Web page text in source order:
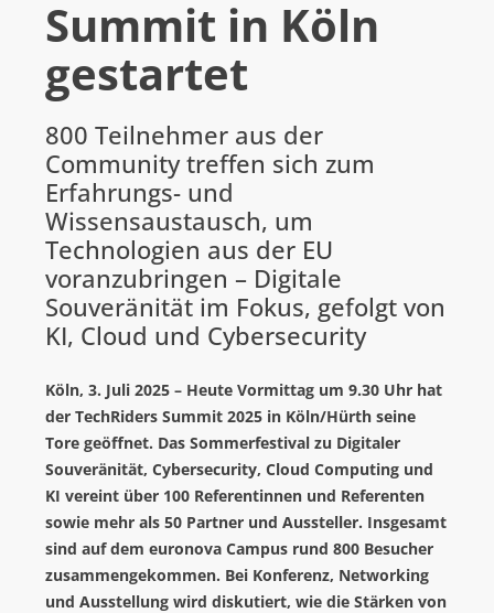
DOWNLOADS
FERRARI ELECTRONIC AG
IMPRIVATA
INOTEC BARCODE SECURITY
LANCOM SYSTEMS (AB 1.7.26 ROHDE & SCHWARZ NC)
ROHDE & SCHWARZ NETWORKS AND CYBERSECURITY
SEH COMPUTERTECHNIK
VIBRIO. KOMMUNIKATIONSMANAGEMENT DR. KAUSCH
ÜBER UNS
AGENTUR
BLOG
VIBRIO. KOMMUNIKATIONSMANAGEMENT DR. KAUSCH
KONTAKT
Summit in Köln
gestartet
800 Teilnehmer aus der
Community treffen sich zum
Erfahrungs- und
Wissensaustausch, um
Technologien aus der EU
voranzubringen – Digitale
Souveränität im Fokus, gefolgt von
KI, Cloud und Cybersecurity
Köln, 3. Juli 2025 – Heute Vormittag um 9.30 Uhr hat
der TechRiders Summit 2025 in Köln/Hürth seine
Tore geöffnet. Das Sommerfestival zu Digitaler
Souveränität, Cybersecurity, Cloud Computing und
KI vereint über 100 Referentinnen und Referenten
sowie mehr als 50 Partner und Aussteller. Insgesamt
sind auf dem euronova Campus rund 800 Besucher
zusammengekommen. Bei Konferenz, Networking
und Ausstellung wird diskutiert, wie die Stärken von